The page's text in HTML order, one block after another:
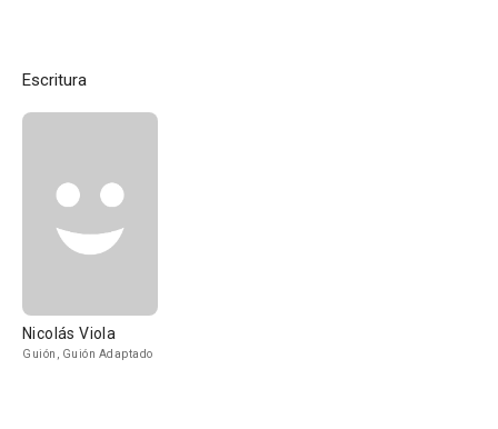
Escritura
Nicolás Viola
Guión, Guión Adaptado